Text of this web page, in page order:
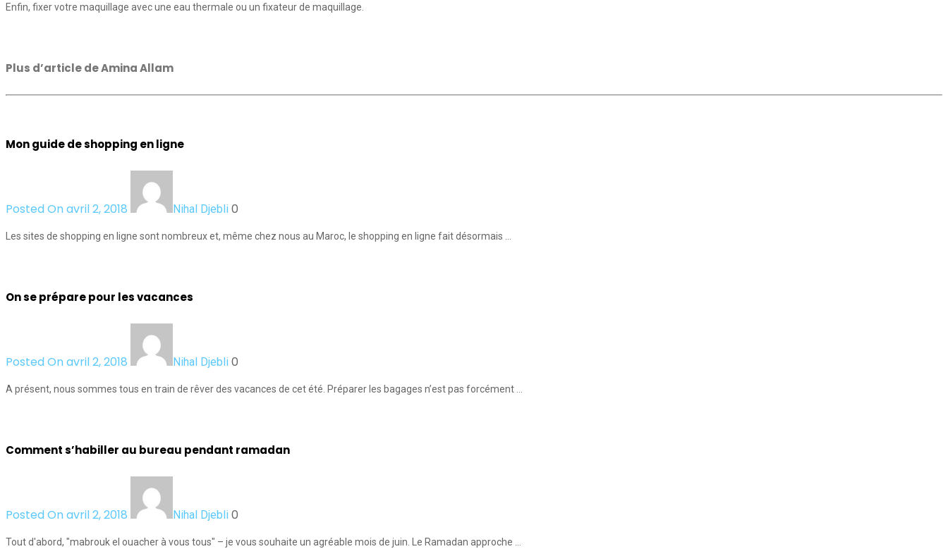
Enfin, fixer votre maquillage avec une eau thermale ou un fixateur de maquillage.
Plus d’article de Amina Allam
Mon guide de shopping en ligne
Posted On avril 2, 2018 Nihal Djebli 0
Les sites de shopping en ligne sont nombreux et, même chez nous au Maroc, le shopping en ligne fait désormais …
On se prépare pour les vacances
Posted On avril 2, 2018 Nihal Djebli 0
A présent, nous sommes tous en train de rêver des vacances de cet été. Préparer les bagages n’est pas forcément …
Comment s’habiller au bureau pendant ramadan
Posted On avril 2, 2018 Nihal Djebli 0
Tout d'abord, "mabrouk el ouacher à vous tous" – je vous souhaite un agréable mois de juin. Le Ramadan approche …